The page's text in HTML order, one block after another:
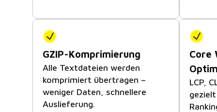
GZIP-Komprimierung
Alle Textdateien werden
komprimiert übertragen –
weniger Daten, schnellere
Auslieferung.
Core
LCP,